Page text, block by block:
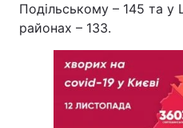
Подільському – 145 та у
районах – 133.